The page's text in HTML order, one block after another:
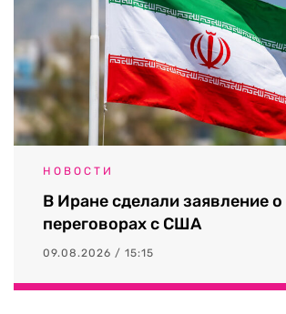
НОВОСТИ
В Иране сделали заявление о
переговорах с США
09.08.2026 / 15:15